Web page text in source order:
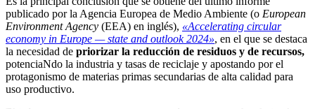
publicado por la Agencia Europea de Medio Ambiente (o European
Environment Agency (EEA) en inglés), «Accelerating circular
economy in Europe — state and outlook 2024», en el que se destaca
la necesidad de priorizar la reducción de residuos y de recursos,
potenciaNdo la industria y tasas de reciclaje y apostando por el
protagonismo de materias primas secundarias de alta calidad para
uso productivo.